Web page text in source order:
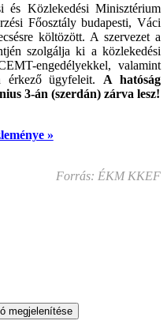
és Közlekedési Minisztérium
Főosztály budapesti, Váci
költözött. A szervezet a
szolgálja ki a közlekedési
engedélyekkel, valamint
érkező ügyfeleit. A hatóság
3-án (szerdán) zárva lesz!
»
Forrás: ÉKM KKEF
megjelenítése